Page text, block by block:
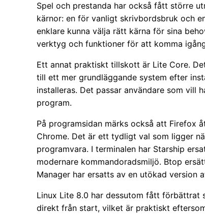
Spel och prestanda har också fått större
kärnor: en för vanligt skrivbordsbruk och
enklare kunna välja rätt kärna för sina
verktyg och funktioner för att komma
Ett annat praktiskt tillskott är Lite Core.
till ett mer grundläggande system efter
installeras. Det passar användare som vill
program.
På programsidan märks också att Firefox
Chrome. Det är ett tydligt val som ligger
programvara. I terminalen har Starship
modernare kommandoradsmiljö. Btop
Manager har ersatts av en utökad version
Linux Lite 8.0 har dessutom fått förbättrat
direkt från start, vilket är praktiskt